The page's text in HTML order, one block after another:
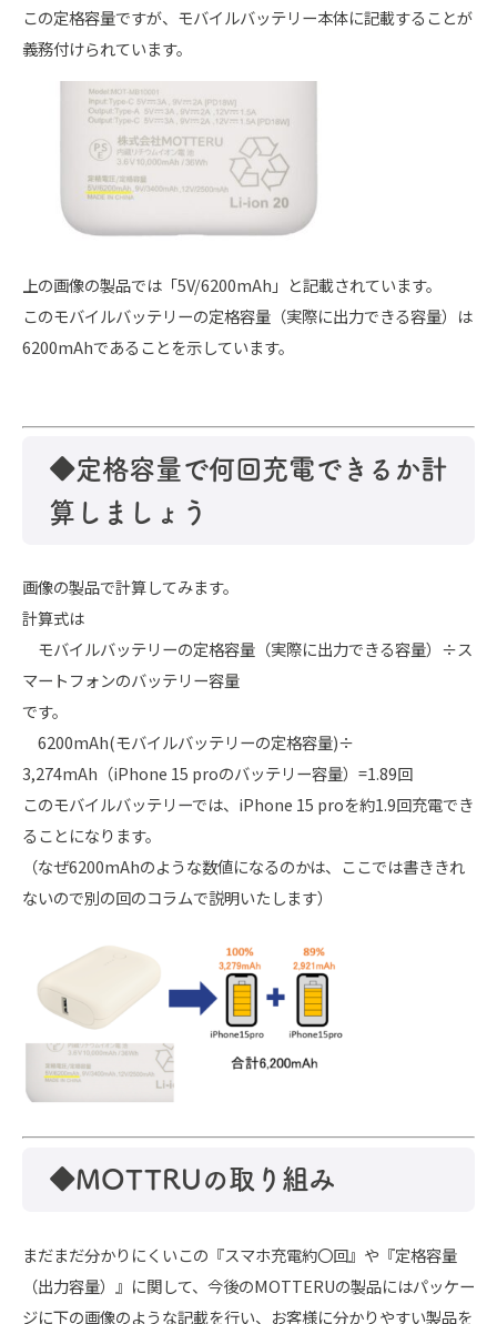
この定格容量ですが、モバイルバッテリー本体に記載することが
義務付けられています。
上の画像の製品では「5V/6200mAh」と記載されています。
このモバイルバッテリーの定格容量（実際に出力できる容量）は
6200mAhであることを示しています。
◆定格容量で何回充電できるか計
算しましょう
画像の製品で計算してみます。
計算式は
モバイルバッテリーの定格容量（実際に出力できる容量）÷ス
マートフォンのバッテリー容量
です。
6200mAh(モバイルバッテリーの定格容量)÷
3,274mAh（iPhone 15 proのバッテリー容量）=1.89回
このモバイルバッテリーでは、iPhone 15 proを約1.9回充電でき
ることになります。
（なぜ6200mAhのような数値になるのかは、ここでは書ききれ
ないので別の回のコラムで説明いたします）
◆MOTTRUの取り組み
まだまだ分かりにくいこの『スマホ充電約〇回』や『定格容量
（出力容量）』に関して、今後のMOTTERUの製品にはパッケー
ジに下の画像のような記載を行い、お客様に分かりやすい製品を